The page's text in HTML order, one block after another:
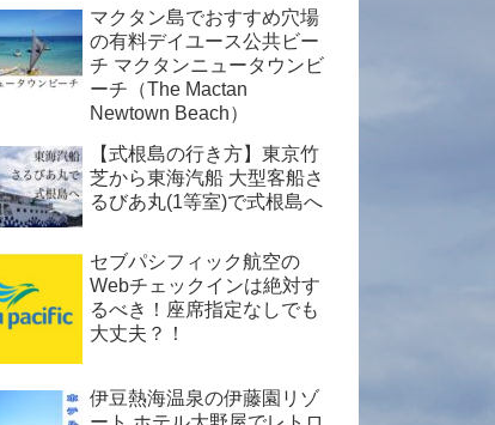
マクタン島でおすすめ穴場
の有料デイユース公共ビー
チ マクタンニュータウンビ
ーチ（The Mactan
Newtown Beach）
【式根島の行き方】東京竹
芝から東海汽船 大型客船さ
るびあ丸(1等室)で式根島へ
セブパシフィック航空の
Webチェックインは絶対す
るべき！座席指定なしでも
大丈夫？！
伊豆熱海温泉の伊藤園リゾ